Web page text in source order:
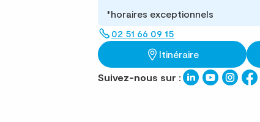
*horaires exceptionnels
02 51 66 09 15
Itinéraire
Suivez-nous sur :